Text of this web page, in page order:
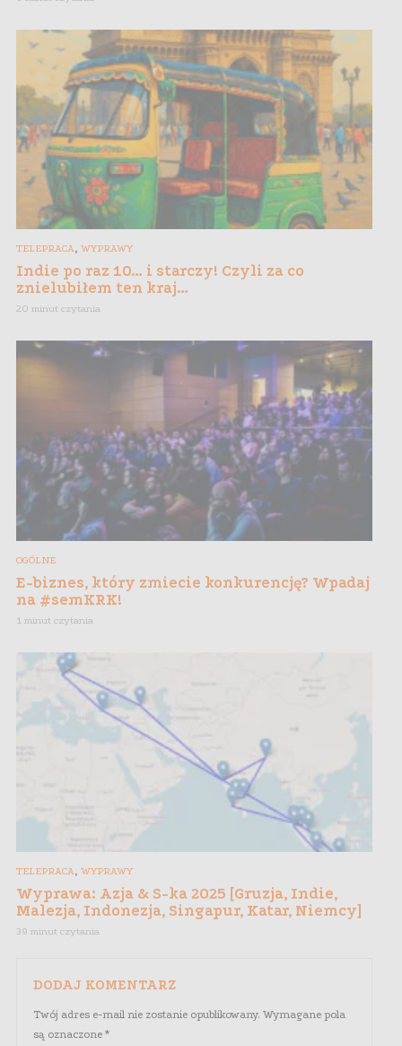
TELEPRACA, WYPRAWY
Indie po raz 10… i starczy! Czyli za co
znielubiłem ten kraj…
20 minut czytania
OGÓLNE
E-biznes, który zmiecie konkurencję? Wpadaj
na #semKRK!
1 minut czytania
TELEPRACA, WYPRAWY
Wyprawa: Azja & S-ka 2025 [Gruzja, Indie,
Malezja, Indonezja, Singapur, Katar, Niemcy]
39 minut czytania
DODAJ KOMENTARZ
Twój adres e-mail nie zostanie opublikowany. Wymagane pola
są oznaczone *